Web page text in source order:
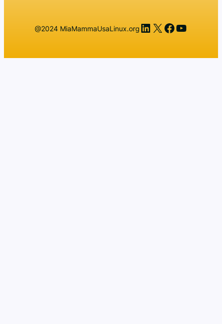
@2024 MiaMammaUsaLinux.org LinkedIn
X Facebook